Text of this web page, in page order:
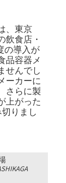
、東京
飲食店・
の導入が
品容器メ
せんでし
ーカーに
さらに製
上がった
切りまし